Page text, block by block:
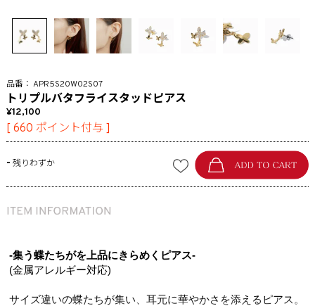
APR5S20W02S07
トリプルバタフライスタッドピアス
12,100
[ 660 ポイント付与 ]
- 残りわずか
-集う蝶たちがを上品にきらめくピアス-
(金属アレルギー対応)
サイズ違いの蝶たちが集い、耳元に華やかさを添えるピアス。